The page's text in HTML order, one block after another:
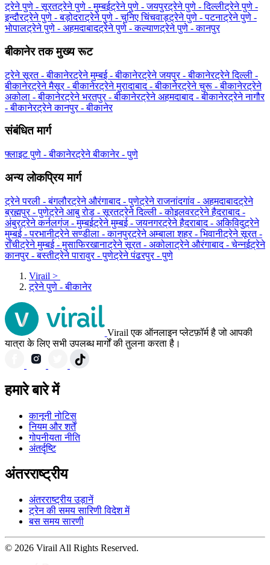
ट्रेने पुणे - सूरतट्रेने पुणे - मुम्बईट्रेने पुणे - जयपुरट्रेने पुणे - दिल्लीट्रेने पुणे -
इन्दौरट्रेने पुणे - बड़ोदराट्रेने पुणे - चुनिए चिंचवाड़ट्रेने पुणे - पटनाट्रेने पुणे -
भोपालट्रेने पुणे - अहमदाबादट्रेने पुणे - कल्याणट्रेने पुणे - कानपुर
बीकानेर तक मुख्य रूट
ट्रेने सूरत - बीकानेरट्रेने मुम्बई - बीकानेरट्रेने जयपुर - बीकानेरट्रेने दिल्ली -
बीकानेरट्रेने मैसूर - बीकानेरट्रेने मुरादाबाद - बीकानेरट्रेने चुरू - बीकानेरट्रेने
अकोला - बीकानेरट्रेने भरतपुर - बीकानेरट्रेने अहमदाबाद - बीकानेरट्रेने नागौर
- बीकानेरट्रेने कानपुर - बीकानेर
संबंधित मार्ग
फ्लाइट पुणे - बीकानेरट्रेने बीकानेर - पुणे
अन्य लोकप्रिय मार्ग
ट्रेने परली - बंगलौरट्रेने औरंगाबाद - पुणेट्रेने राजनांदगांव - अहमदाबादट्रेने
ब्रह्मपुर - पुणेट्रेने आबु रोड - सूरतट्रेने दिल्ली - कोइलवरट्रेने हैदराबाद -
अंबुरट्रेने कर्नलगंज - मुम्बईट्रेने मुम्बई - जयनगरट्रेने हैदराबाद - अकिविदुट्रेने
मुम्बई - परभानीट्रेने सण्डीला - कानपुरट्रेने अम्बाला शहर - भिवानीट्रेने सूरत -
राँचीट्रेने मुम्बई - मुसाफिरखानाट्रेने सूरत - अकोलाट्रेने औरंगाबाद - चेन्नईट्रेने
कानपुर - बस्तीट्रेने पारावुर - पुणेट्रेने पंढरपुर - पुणे
Virail >
ट्रेने पुणे - बीकानेर
Virail एक ऑनलाइन प्लेटफ़ॉर्म है जो आपकी
यात्रा के लिए सभी उपलब्ध मार्गों की तुलना करता है।
हमारे बारे में
कानूनी नोटिस
नियम और शर्तें
गोपनीयता नीति
अंतर्दृष्टि
अंतरराष्ट्रीय
अंतरराष्ट्रीय उड़ानें
ट्रेन की समय सारिणी विदेश में
बस समय सारणी
© 2026 Virail All Rights Reserved.